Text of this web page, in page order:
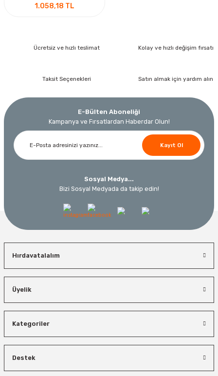
1.058,18 TL
Ücretsiz ve hızlı teslimat Kolay ve hızlı değişim fırsatı
Taksit Seçenekleri Satın almak için yardım alın
E-Bülten Aboneliği
Kampanya ve Fırsatlardan Haberdar Olun!
Kayıt Ol
Sosyal Medya...
Bizi Sosyal Medyada da takip edin!
Hırdavatalalım
Üyelik
Kategoriler
Destek